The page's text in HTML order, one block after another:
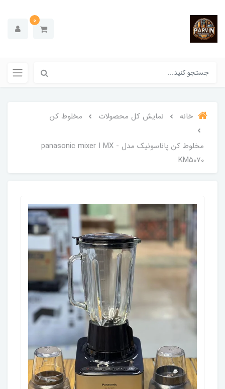
0
خانه نمایش کل محصولات مخلوط کن
مخلوط کن پاناسونیک مدل panasonic mixer I MX -
KM5070